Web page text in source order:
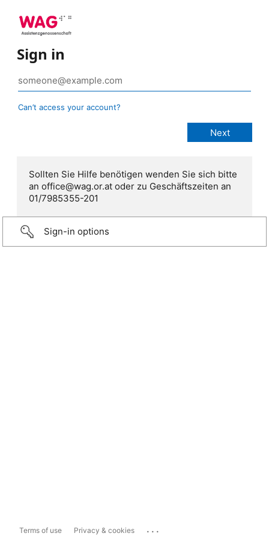
Sign in
Can’t access your account?
Sollten Sie Hilfe benötigen wenden Sie sich bitte
an office@wag.or.at oder zu Geschäftszeiten an
01/7985355-201
Sign-in options
Terms of use Privacy & cookies ...